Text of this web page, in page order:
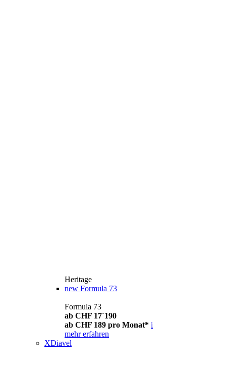
Heritage
new Formula 73
Formula 73
ab CHF 17´190
ab CHF 189 pro Monat* i
mehr erfahren
XDiavel